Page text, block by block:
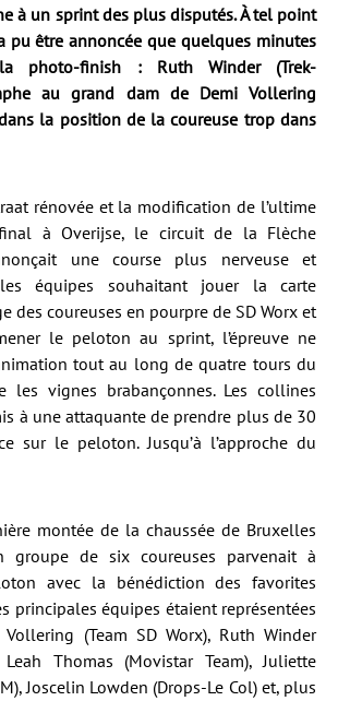
à un sprint des plus disputés. À tel point
pu être annoncée que quelques minutes
photo-finish : Ruth Winder (Trek-
au grand dam de Demi Vollering
dans la position de la coureuse trop dans
rénovée et la modification de l’ultime
à Overijse, le circuit de la Flèche
une course plus nerveuse et
équipes souhaitant jouer la carte
des coureuses en pourpre de SD Worx et
le peloton au sprint, l’épreuve ne
tout au long de quatre tours du
les vignes brabançonnes. Les collines
à une attaquante de prendre plus de 30
sur le peloton. Jusqu’à l’approche du
montée de la chaussée de Bruxelles
groupe de six coureuses parvenait à
avec la bénédiction des favorites
principales équipes étaient représentées
(Team SD Worx), Ruth Winder
Leah Thomas (Movistar Team), Juliette
Joscelin Lowden (Drops-Le Col) et, plus